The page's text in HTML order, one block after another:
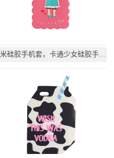
小米硅胶手机套，卡通少女硅胶手机壳软_硅胶套